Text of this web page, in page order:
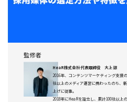
監修者
HeaR株式会社 代表取締役 大上 諒
2016年、コンテンツマーケティング支援
社以上のメディア運営に携わったのち、
上げに従事。
2018年にHeaRを設立し、累計100社以上